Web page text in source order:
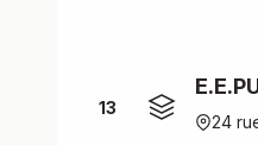
13
24